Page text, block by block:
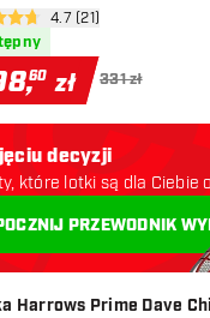
otwórz panel recenzji
oceny
4.7 (21)
,60 zł 331 zł
Harrows Prime Dave
decyzji
które lotki są dla Ciebie
PRZEWODNIK